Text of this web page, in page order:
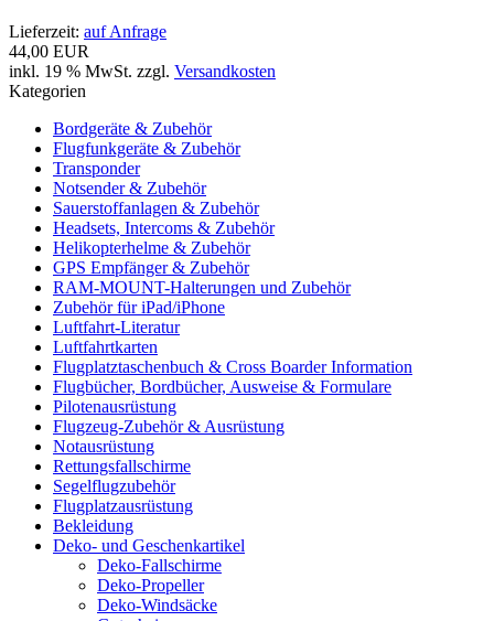
Lieferzeit: auf Anfrage
44,00 EUR
inkl. 19 % MwSt. zzgl. Versandkosten
Kategorien
Bordgeräte & Zubehör
Flugfunkgeräte & Zubehör
Transponder
Notsender & Zubehör
Sauerstoffanlagen & Zubehör
Headsets, Intercoms & Zubehör
Helikopterhelme & Zubehör
GPS Empfänger & Zubehör
RAM-MOUNT-Halterungen und Zubehör
Zubehör für iPad/iPhone
Luftfahrt-Literatur
Luftfahrtkarten
Flugplatztaschenbuch & Cross Boarder Information
Flugbücher, Bordbücher, Ausweise & Formulare
Pilotenausrüstung
Flugzeug-Zubehör & Ausrüstung
Notausrüstung
Rettungsfallschirme
Segelflugzubehör
Flugplatzausrüstung
Bekleidung
Deko- und Geschenkartikel
Deko-Fallschirme
Deko-Propeller
Deko-Windsäcke